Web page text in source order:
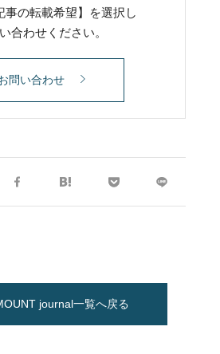
事の転載希望】を選択し
合わせください。
問い合わせ
journal一覧へ戻る